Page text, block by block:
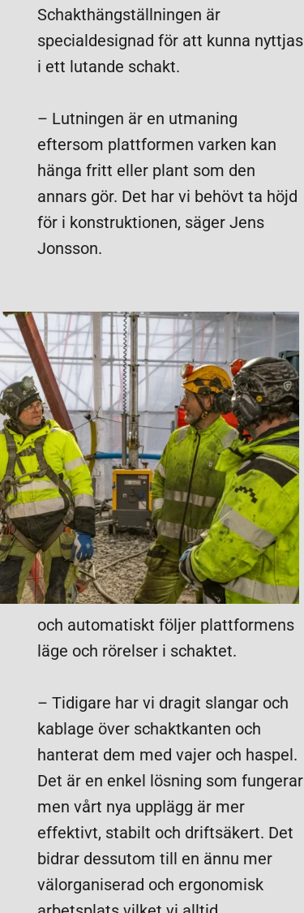
Schakthängställningen är
specialdesignad för att kunna nyttjas
i ett lutande schakt.
– Lutningen är en utmaning
eftersom plattformen varken kan
hänga fritt eller plant som den
annars gör. Det har vi behövt ta höjd
för i konstruktionen, säger Jens
Jonsson.
och automatiskt följer plattformens
läge och rörelser i schaktet.
– Tidigare har vi dragit slangar och
kablage över schaktkanten och
hanterat dem med vajer och haspel.
Det är en enkel lösning som fungerar
men vårt nya upplägg är mer
effektivt, stabilt och driftsäkert. Det
bidrar dessutom till en ännu mer
välorganiserad och ergonomisk